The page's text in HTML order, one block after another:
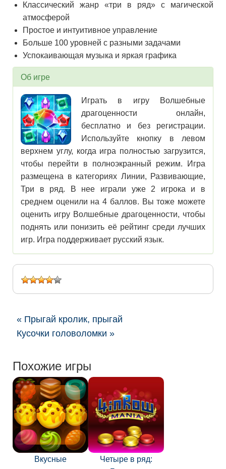
Классический жанр «три в ряд» с магической
атмосферой
Простое и интуитивное управление
Больше 100 уровней с разными задачами
Успокаивающая музыка и яркая графика
Об игре
Играть в игру Волшебные
драгоценности онлайн,
бесплатно и без регистрации.
Используйте кнопку в левом
верхнем углу, когда игра полностью загрузится,
чтобы перейти в полноэкранный режим. Игра
размещена в категориях Линии, Развивающие,
Три в ряд. В нее играли уже 2 игрока и в
среднем оценили на 4 баллов. Вы тоже можете
оценить игру Волшебные драгоценности, чтобы
поднять или понизить её рейтинг среди лучших
игр. Игра поддерживает русский язык.
« Прыгай кролик, прыгай
Кусочки головоломки »
Похожие игры
Вкусные
Четыре в ряд: